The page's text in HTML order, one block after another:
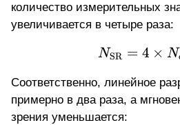
количество измерительных
увеличивается в четыре раза:
NSR = 4 × N
Соответственно, линейное
примерно в два раза, а
зрения уменьшается: